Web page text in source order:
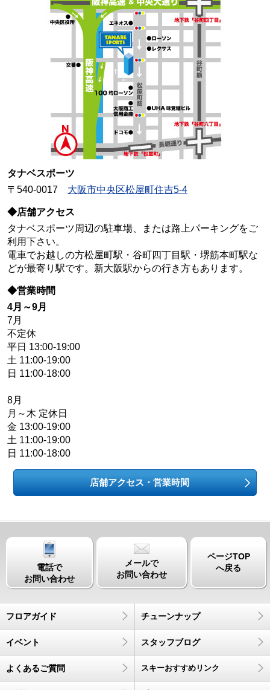
タナベスポーツ
〒540-0017 大阪市中央区松屋町住吉5-4
◆店舗アクセス
タナベスポーツ周辺の駐車場、または路上パーキングをご
利用下さい。
電車でお越しの方松屋町駅・谷町四丁目駅・堺筋本町駅な
どが最寄り駅です。新大阪駅からの行き方もあります。
◆営業時間
4月～9月
7月
不定休
平日 13:00-19:00
土 11:00-19:00
日 11:00-18:00
8月
月～木 定休日
金 13:00-19:00
土 11:00-19:00
日 11:00-18:00
店舗アクセス・営業時間
電話で
お問い合わせ
メールで
お問い合わせ
ページTOP
へ戻る
フロアガイド チューンナップ
イベント スタッフブログ
よくあるご質問 スキーおすすめリンク